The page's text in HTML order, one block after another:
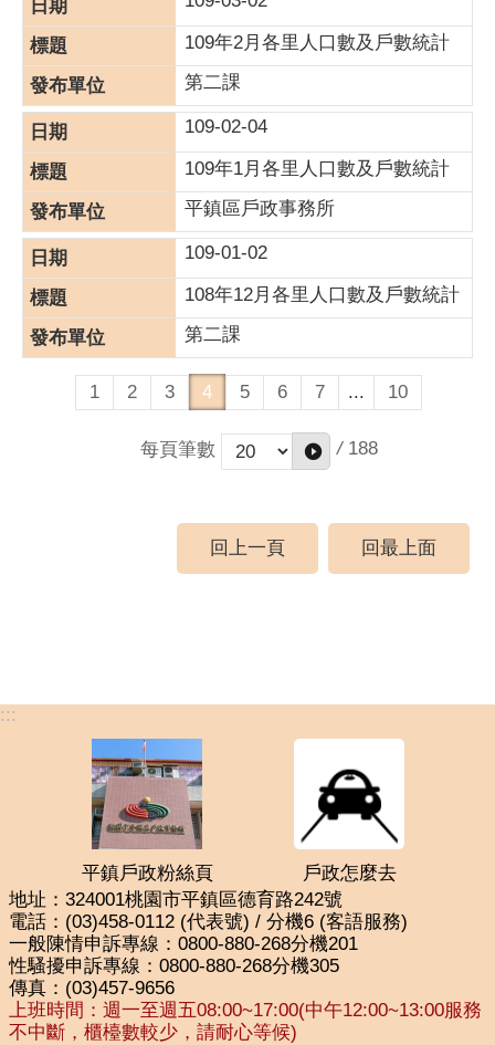
109年2月各里人口數及戶數統計
第二課
109-02-04
109年1月各里人口數及戶數統計
平鎮區戶政事務所
109-01-02
108年12月各里人口數及戶數統計
第二課
1 2 3 4 5 6 7 ... 10
每頁筆數 / 188
回上一頁 回最上面
:::
平鎮戶政粉絲頁
戶政怎麼去
地址：324001桃園市平鎮區德育路242號
電話：(03)458-0112 (代表號) / 分機6 (客語服務)
一般陳情申訴專線：0800-880-268分機201
性騷擾申訴專線：0800-880-268分機305
傳真：(03)457-9656
上班時間：週一至週五08:00~17:00(中午12:00~13:00服務
不中斷，櫃檯數較少，請耐心等候)